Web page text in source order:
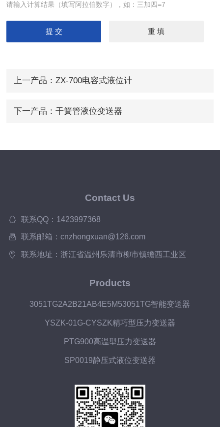
请输入计算结果（填写阿拉伯数字），如：三加四=7
上一产品： ZX-700电容式液位计
下一产品： 干簧管液位变送器
Contact Us
联系QQ：1423997368
联系邮箱：cnzhongxuan@126.com
联系地址：浙江省温州乐清市柳市镇蟾西工业区
Products
3051TG2A2B21AB4E5M53051TG智能变送器
YSZK-01G-CYSZK精巧型压力变送器
PTG900高温型压力变送器
SP0019静压式液位变送器